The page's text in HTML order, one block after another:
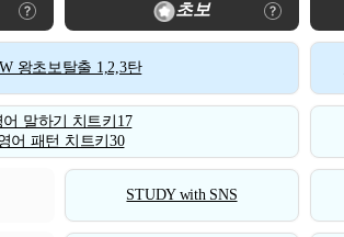
초보
왕초보탈출 1,2,3탄
어 말하기 치트키17
어 패턴 치트키30
STUDY with SNS